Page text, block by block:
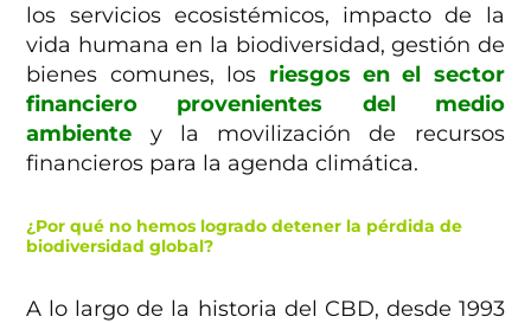
los servicios ecosistémicos, impacto de la
vida humana en la biodiversidad, gestión de
bienes comunes, los riesgos en el sector
financiero provenientes del medio
ambiente y la movilización de recursos
financieros para la agenda climática.
¿Por qué no hemos logrado detener la pérdida de
biodiversidad global?
A lo largo de la historia del CBD, desde 1993